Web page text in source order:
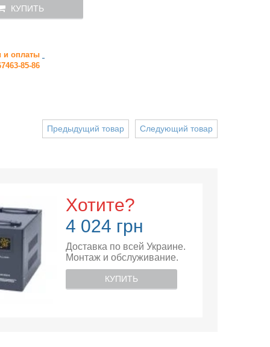
КУПИТЬ
и оплаты
85-86
Следующий товар
Предыдущий товар
Хотите?
4 024 грн
Доставка по всей Украине.
Монтаж и обслуживание.
КУПИТЬ